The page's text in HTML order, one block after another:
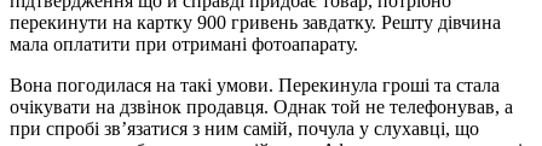
перекинути на картку 900 гривень завдатку. Решту дівчина
мала оплатити при отримані фотоапарату.
Вона погодилася на такі умови. Перекинула гроші та стала
очікувати на дзвінок продавця. Однак той не телефонував, а
при спробі зв’язатися з ним самій, почула у слухавці, що